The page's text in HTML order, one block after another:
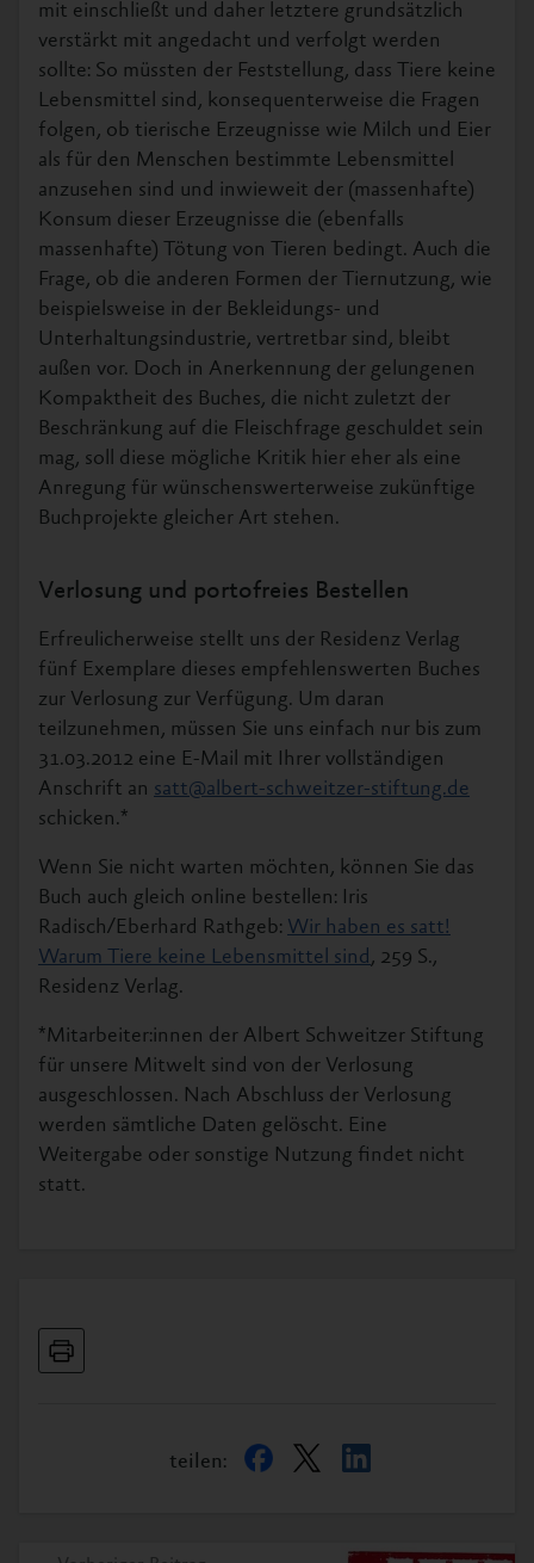
mit einschließt und daher letztere grundsätzlich
verstärkt mit angedacht und verfolgt werden
sollte: So müssten der Feststellung, dass Tiere keine
Lebensmittel sind, konsequenterweise die Fragen
folgen, ob tierische Erzeugnisse wie Milch und Eier
als für den Menschen bestimmte Lebensmittel
anzusehen sind und inwieweit der (massenhafte)
Konsum dieser Erzeugnisse die (ebenfalls
massenhafte) Tötung von Tieren bedingt. Auch die
Frage, ob die anderen Formen der Tiernutzung, wie
beispielsweise in der Bekleidungs- und
Unterhaltungsindustrie, vertretbar sind, bleibt
außen vor. Doch in Anerkennung der gelungenen
Kompaktheit des Buches, die nicht zuletzt der
Beschränkung auf die Fleischfrage geschuldet sein
mag, soll diese mögliche Kritik hier eher als eine
Anregung für wünschenswerterweise zukünftige
Buchprojekte gleicher Art stehen.
Verlosung und portofreies Bestellen
Erfreulicherweise stellt uns der Residenz Verlag
fünf Exemplare dieses empfehlenswerten Buches
zur Verlosung zur Verfügung. Um daran
teilzunehmen, müssen Sie uns einfach nur bis zum
31.03.2012 eine E-Mail mit Ihrer vollständigen
Anschrift an satt@albert-schweitzer-stiftung.de
schicken.*
Wenn Sie nicht warten möchten, können Sie das
Buch auch gleich online bestellen: Iris
Radisch/Eberhard Rathgeb: Wir haben es satt!
Warum Tiere keine Lebensmittel sind, 259 S.,
Residenz Verlag.
*Mitarbeiter:innen der Albert Schweitzer Stiftung
für unsere Mitwelt sind von der Verlosung
ausgeschlossen. Nach Abschluss der Verlosung
werden sämtliche Daten gelöscht. Eine
Weitergabe oder sonstige Nutzung findet nicht
statt.
teilen: